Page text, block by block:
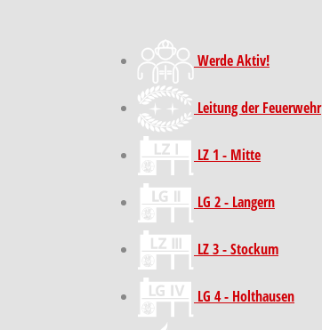
Werde Aktiv!
Leitung der Feuerwehr
LZ 1 - Mitte
LG 2 - Langern
LZ 3 - Stockum
LG 4 - Holthausen